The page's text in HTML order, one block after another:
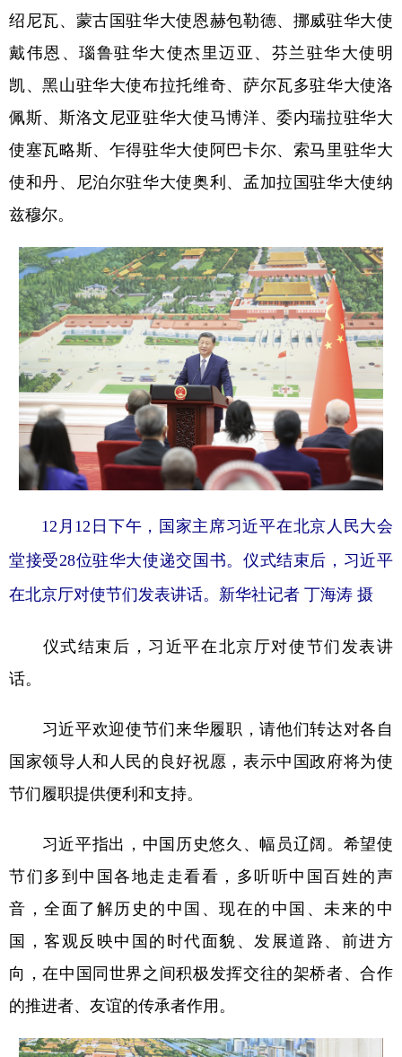
绍尼瓦、蒙古国驻华大使恩赫包勒德、挪威驻华大使
戴伟恩、瑙鲁驻华大使杰里迈亚、芬兰驻华大使明
凯、黑山驻华大使布拉托维奇、萨尔瓦多驻华大使洛
佩斯、斯洛文尼亚驻华大使马博洋、委内瑞拉驻华大
使塞瓦略斯、乍得驻华大使阿巴卡尔、索马里驻华大
使和丹、尼泊尔驻华大使奥利、孟加拉国驻华大使纳
兹穆尔。
12月12日下午，国家主席习近平在北京人民大会
堂接受28位驻华大使递交国书。仪式结束后，习近平
在北京厅对使节们发表讲话。新华社记者 丁海涛 摄
仪式结束后，习近平在北京厅对使节们发表讲
话。
习近平欢迎使节们来华履职，请他们转达对各自
国家领导人和人民的良好祝愿，表示中国政府将为使
节们履职提供便利和支持。
习近平指出，中国历史悠久、幅员辽阔。希望使
节们多到中国各地走走看看，多听听中国百姓的声
音，全面了解历史的中国、现在的中国、未来的中
国，客观反映中国的时代面貌、发展道路、前进方
向，在中国同世界之间积极发挥交往的架桥者、合作
的推进者、友谊的传承者作用。